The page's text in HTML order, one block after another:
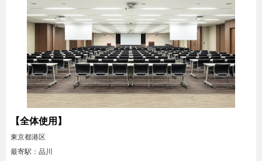
【全体使用】
東京都港区
最寄駅：品川